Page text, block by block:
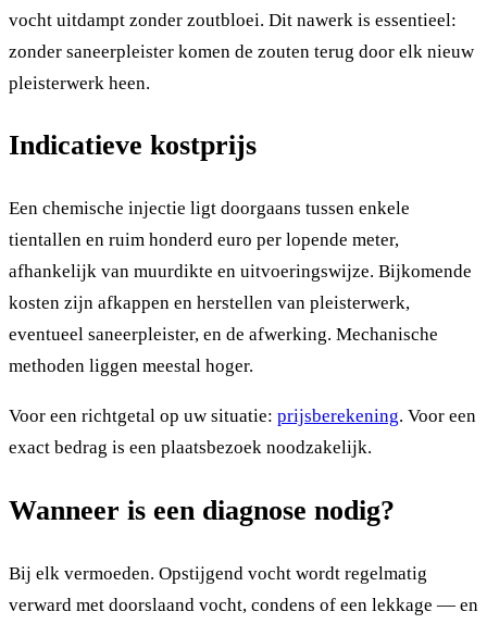
vocht uitdampt zonder zoutbloei. Dit nawerk is essentieel:
zonder saneerpleister komen de zouten terug door elk nieuw
pleisterwerk heen.
Indicatieve kostprijs
Een chemische injectie ligt doorgaans tussen enkele
tientallen en ruim honderd euro per lopende meter,
afhankelijk van muurdikte en uitvoeringswijze. Bijkomende
kosten zijn afkappen en herstellen van pleisterwerk,
eventueel saneerpleister, en de afwerking. Mechanische
methoden liggen meestal hoger.
Voor een richtgetal op uw situatie: prijsberekening. Voor een
exact bedrag is een plaatsbezoek noodzakelijk.
Wanneer is een diagnose nodig?
Bij elk vermoeden. Opstijgend vocht wordt regelmatig
verward met doorslaand vocht, condens of een lekkage — en